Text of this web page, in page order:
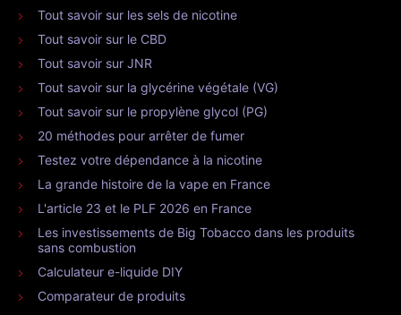
Tout savoir sur les sels de nicotine
Tout savoir sur le CBD
Tout savoir sur JNR
Tout savoir sur la glycérine végétale (VG)
Tout savoir sur le propylène glycol (PG)
20 méthodes pour arrêter de fumer
Testez votre dépendance à la nicotine
La grande histoire de la vape en France
L'article 23 et le PLF 2026 en France
Les investissements de Big Tobacco dans les produits
sans combustion
Calculateur e-liquide DIY
Comparateur de produits